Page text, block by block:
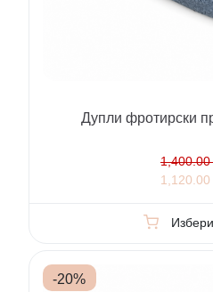
Дупли фротирски
1,400.00
1,120.00
-20%